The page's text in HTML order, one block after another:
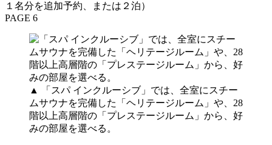
１名分を追加予約、または２泊）
PAGE 6
▲ 「スパ インクルーシブ」では、全室にスチー
ムサウナを完備した「ヘリテージルーム」や、28
階以上高層階の「プレステージルーム」から、好
みの部屋を選べる。